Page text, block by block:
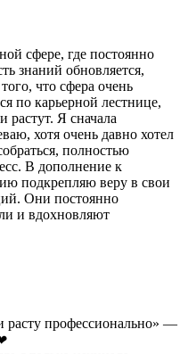
сфере, где постоянно
знаний обновляется,
что сфера очень
по карьерной лестнице,
растут. Я сначала
хотя очень давно хотел
полностью
В дополнение к
подкрепляю веру в свои
Они постоянно
и вдохновляют
расту профессионально» —